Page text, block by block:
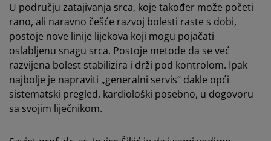
U području zatajivanja srca, koje također može početi
rano, ali naravno češće razvoj bolesti raste s dobi,
postoje nove linije lijekova koji mogu pojačati
oslabljenu snagu srca. Postoje metode da se već
razvijena bolest stabilizira i drži pod kontrolom. Ipak
najbolje je napraviti „generalni servis“ dakle opći
sistematski pregled, kardiološki posebno, u dogovoru
sa svojim liječnikom.